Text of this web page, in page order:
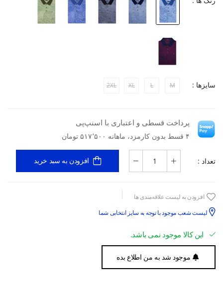
سایزها : M
L
XL
2XL
پرداخت قسطی و اعتباری با اسنپ‌پی
۴ قسط بدون کارمزد، ماهانه ۵۱۷٬۵۰۰ تومان
تعداد : افزودن به سبد خرید
افزودن به لیست علاقه‌مندی ها
لیست شعب موجود با توجه به سایز انتخابی شما
این کالا موجود نمی باشد.
موجود شد به من اطلاع بده